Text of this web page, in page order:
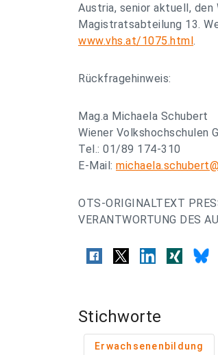
Austria, senior aktuell, den
Magistratsabteilung 13.
www.vhs.at/1075.html.
Rückfragehinweis:
Mag.a Michaela Schubert
Wiener Volkshochschulen
Tel.: 01/89 174-310
E-Mail:
OTS-ORIGINALTEXT
VERANTWORTUNG DES
Stichworte
Erwachsenenbildung